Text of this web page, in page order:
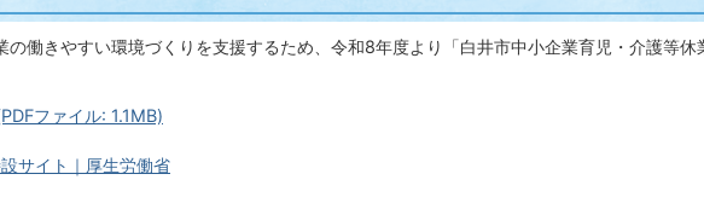
の働きやすい環境づくりを支援するため、令和8年度より「白井市中小企業育児・介護等休
ファイル: 1.1MB)
サイト｜厚生労働省